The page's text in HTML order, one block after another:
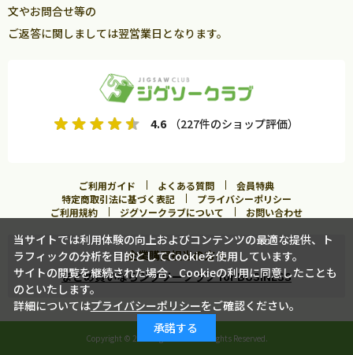
文やお問合せ等の
ご返答に関しましては翌営業日となります。
4.6 （227件のショップ評価）
ご利用ガイド よくある質問
会員特典
特定商取引法に基づく表記
プライバシーポリシー
ご利用規約
ジグソークラブについて お問い合わせ
企業購買担当の方へ
まとめ買いならジグソークラブ for BUSINESS
Copyright © 2026 Jigsawclub. All Rights Reserved.
当サイトでは利用体験の向上およびコンテンツの最適な提供、ト
ラフィックの分析を目的としてCookieを使用しています。
サイトの閲覧を継続された場合、Cookieの利用に同意したことも
のといたします。
詳細についてはプライバシーポリシーをご確認ください。
承諾する